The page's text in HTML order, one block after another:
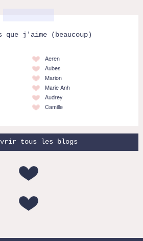
que j'aime (beaucoup)
Aeren
Aubes
Marion
Marie Anh
Audrey
Camille
tous les blogs